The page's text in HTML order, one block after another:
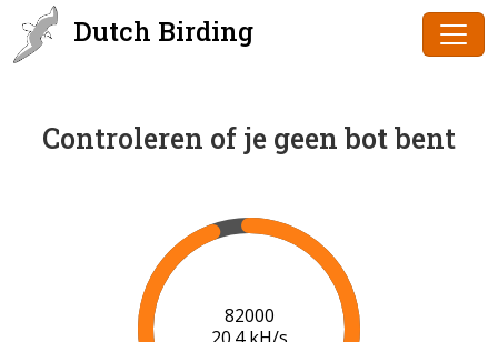
Dutch Birding
Controleren of je geen bot bent
84000